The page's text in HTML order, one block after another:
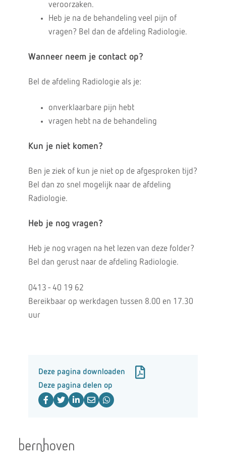
veroorzaken.
Heb je na de behandeling veel pijn of
vragen? Bel dan de afdeling Radiologie.
Wanneer neem je contact op?
Bel de afdeling Radiologie als je:
onverklaarbare pijn hebt
vragen hebt na de behandeling
Kun je niet komen?
Ben je ziek of kun je niet op de afgesproken tijd?
Bel dan zo snel mogelijk naar de afdeling
Radiologie.
Heb je nog vragen?
Heb je nog vragen na het lezen van deze folder?
Bel dan gerust naar de afdeling Radiologie.
0413 - 40 19 62
Bereikbaar op werkdagen tussen 8.00 en 17.30
uur
Deze pagina downloaden
Deze pagina delen op